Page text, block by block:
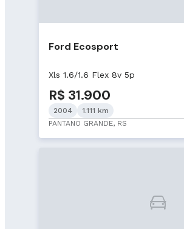
Ford Ecosport
Xls 1.6/1.6 Flex 8v 5p
R$ 31.900
2004
1.111 km
PANTANO GRANDE, RS